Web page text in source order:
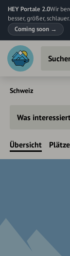
HEY Portale 2.0Wir
besser, größer, schlauer.
Coming soon →
Schweiz
Was
Übersicht Plätze